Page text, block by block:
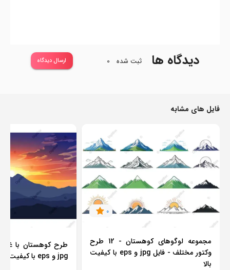
دیدگاه ها ثبت شده 0 ارسال دیدگاه
فایل های مشابه
0
مجموعه لوگوهای کوهستان - 12 طرح
وکتور مختلف - فایل jpg و eps با کیفیت
بالا
طرح کوهستان با
jpg و eps با کیفیت بالا